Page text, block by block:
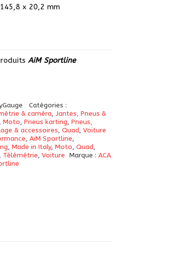
x 20,2 mm
AiM Sportline
Catégories :
& caméra,Jantes, Pneus &
,Moto,Pneus karting,Pneus,
& accessoires,Quad,Voiture
,AiM Sportline,
,Made in Italy,Moto,Quad,
, Télémétrie,Voiture Marque : ACA